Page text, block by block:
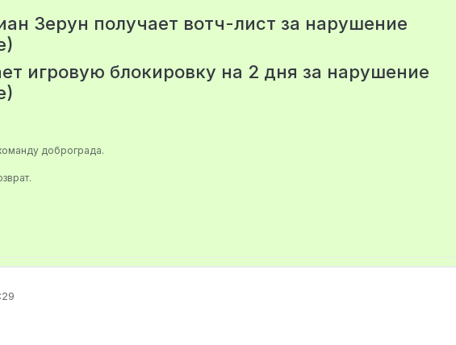
Зерун получает вотч-лист за нарушение
игровую блокировку на 2 дня за нарушение
доброграда.